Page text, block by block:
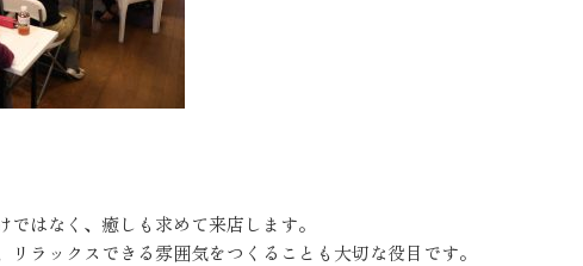
はなく、癒しも求めて来店します。
ラックスできる雰囲気をつくることも大切な役目です。